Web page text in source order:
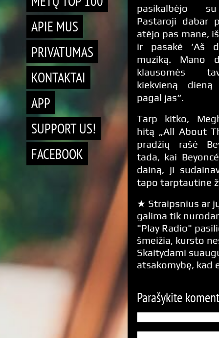
APIE MUS
PRIVATUMAS
KONTAKTAI
APP
SUPPORT US!
FACEBOOK
pasikalbėjo
Pastaroji dabar
atėjo pas mane,
ir pasakė ‘Aš
muziką. Mano
klausomės
kiekvieną
pagal jas“.
Tarp kitko,
hitą „All About
pradžių rašė
tada, kai
dainą, ji
tapo tarptautine
★ Straipsnius ar
galima tik
"Play Radio"
šmeižia, kursto
Skaitydami
atsakomybę, kad
Parašykite